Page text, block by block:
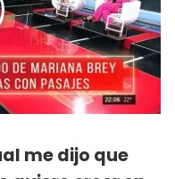
me dijo que